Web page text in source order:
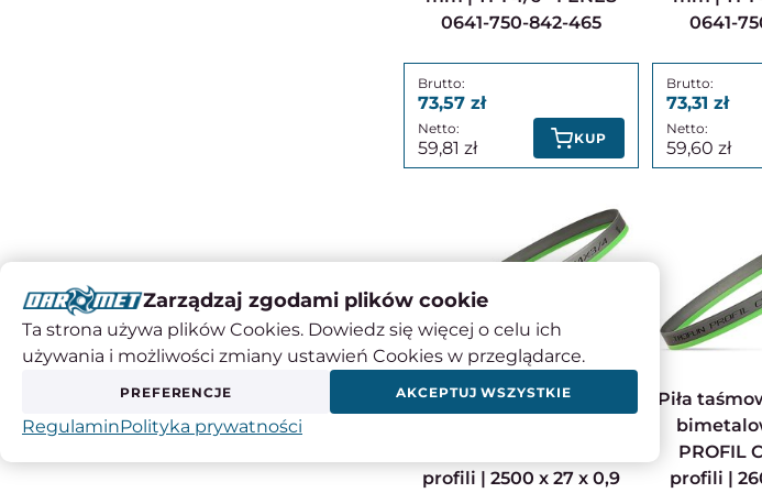
0641-750-842-465
73,57
59,81 KUP
0641-
73,31
59,60
Piła taśmowa do metalu
profili | 2500 x 27 x 0,9
Piła taśmowa do metalu
PROFIL
profili |
Zarządzaj zgodami plików cookie
Ta strona używa plików Cookies. Dowiedz się więcej o celu ich
używania i możliwości zmiany ustawień Cookies w przeglądarce.
PREFERENCJE AKCEPTUJ WSZYSTKIE
RegulaminPolityka prywatności